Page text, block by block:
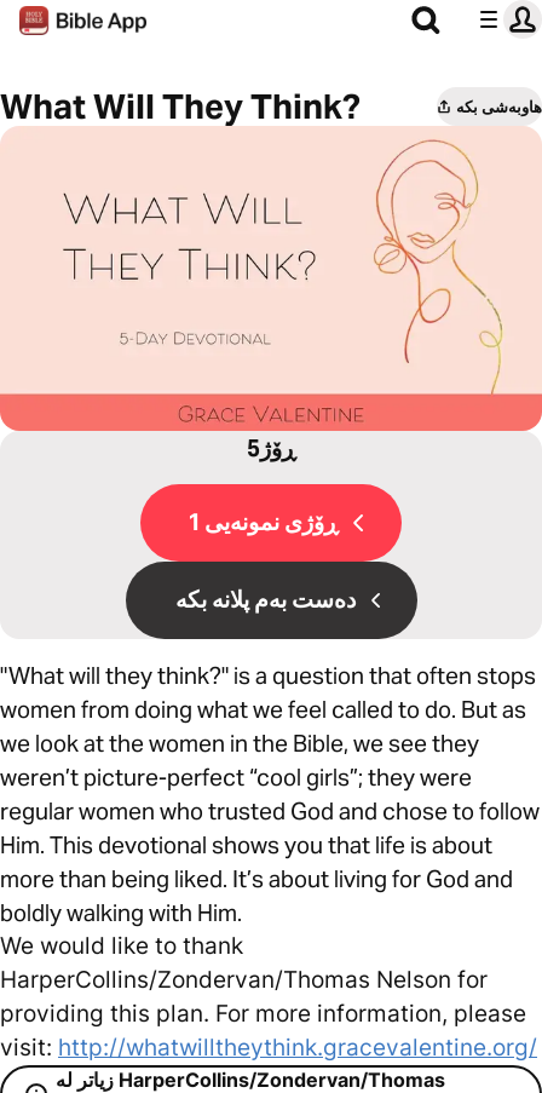
What Will They Think? هاوبەشی بکە
5ڕۆژ
ڕۆژی نمونەیی 1
دەست بەم پلانە بکە
"What will they think?" is a question that often stops
women from doing what we feel called to do. But as
we look at the women in the Bible, we see they
weren’t picture-perfect “cool girls”; they were
regular women who trusted God and chose to follow
Him. This devotional shows you that life is about
more than being liked. It’s about living for God and
boldly walking with Him.
We would like to thank
HarperCollins/Zondervan/Thomas Nelson for
providing this plan. For more information, please
visit: http://whatwilltheythink.gracevalentine.org/
زیاتر لە HarperCollins/Zondervan/Thomas